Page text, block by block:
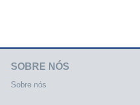
SOBRE NÓS
Sobre nós